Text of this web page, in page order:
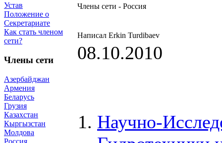
Устав
Положение о
Секретариате
Как стать членом
сети?
Члены сети
Азербайджан
Армения
Беларусь
Грузия
Казахстан
Кыргызстан
Молдова
Россия
Члены сети - Россия
Написал Erkin Turdibaev
08.10.2010
Научно-